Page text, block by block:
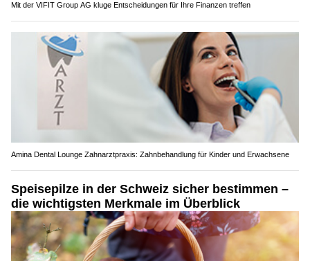
Mit der VIFIT Group AG kluge Entscheidungen für Ihre Finanzen treffen
Amina Dental Lounge Zahnarztpraxis: Zahnbehandlung für Kinder und Erwachsene
Speisepilze in der Schweiz sicher bestimmen –
die wichtigsten Merkmale im Überblick